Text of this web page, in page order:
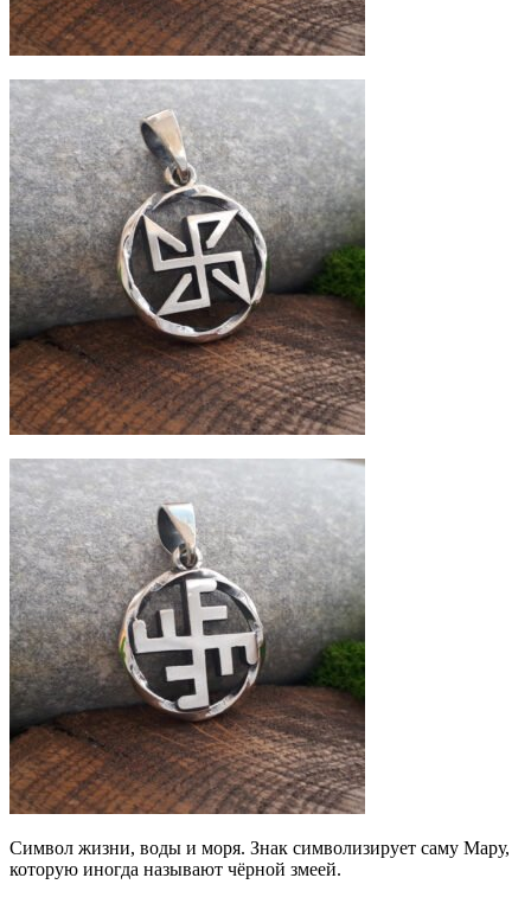
Символ жизни, воды и моря. Знак символизирует саму Мару,
которую иногда называют чёрной змеей.